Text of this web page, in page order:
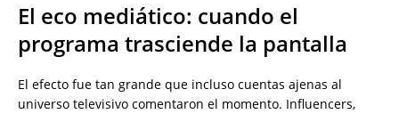
El eco mediático: cuando el
programa trasciende la pantalla
El efecto fue tan grande que incluso cuentas ajenas al
universo televisivo comentaron el momento. Influencers,